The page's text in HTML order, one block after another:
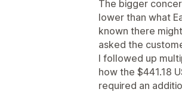
The bigger
lower than what
known there
asked the
I followed up
how the $441.18
required an